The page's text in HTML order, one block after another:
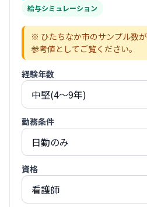
給与シミュレーション
※ ひたちなか市のサンプル数
参考値としてご覧ください。
経験年数
勤務条件
資格